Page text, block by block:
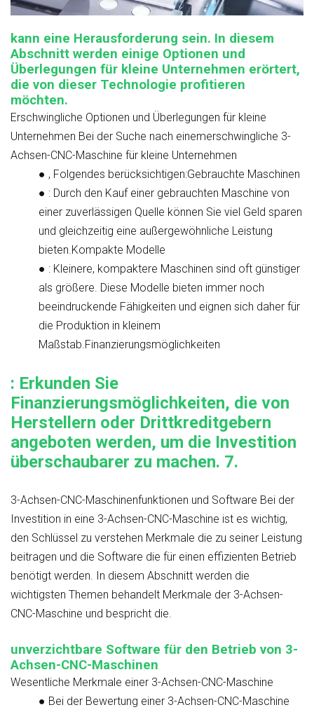
kann eine Herausforderung sein. In diesem
Abschnitt werden einige Optionen und
Überlegungen für kleine Unternehmen erörtert,
die von dieser Technologie profitieren
möchten.
Erschwingliche Optionen und Überlegungen für kleine
Unternehmen Bei der Suche nach einemerschwingliche 3-
Achsen-CNC-Maschine für kleine Unternehmen
● , Folgendes berücksichtigen:Gebrauchte Maschinen
● : Durch den Kauf einer gebrauchten Maschine von
einer zuverlässigen Quelle können Sie viel Geld sparen
und gleichzeitig eine außergewöhnliche Leistung
bieten.Kompakte Modelle
● : Kleinere, kompaktere Maschinen sind oft günstiger
als größere. Diese Modelle bieten immer noch
beeindruckende Fähigkeiten und eignen sich daher für
die Produktion in kleinem
Maßstab.Finanzierungsmöglichkeiten
: Erkunden Sie
Finanzierungsmöglichkeiten, die von
Herstellern oder Drittkreditgebern
angeboten werden, um die Investition
überschaubarer zu machen. 7.
3-Achsen-CNC-Maschinenfunktionen und Software Bei der
Investition in eine 3-Achsen-CNC-Maschine ist es wichtig,
den Schlüssel zu verstehen Merkmale die zu seiner Leistung
beitragen und die Software die für einen effizienten Betrieb
benötigt werden. In diesem Abschnitt werden die
wichtigsten Themen behandelt Merkmale der 3-Achsen-
CNC-Maschine und bespricht die.
unverzichtbare Software für den Betrieb von 3-
Achsen-CNC-Maschinen
Wesentliche Merkmale einer 3-Achsen-CNC-Maschine
● Bei der Bewertung einer 3-Achsen-CNC-Maschine